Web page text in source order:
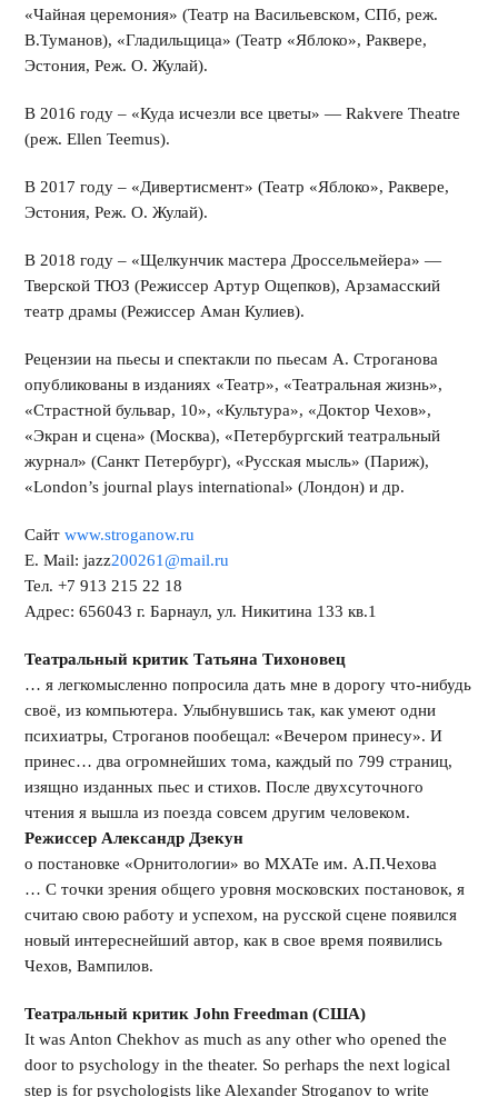
«Чайная церемония» (Театр на Васильевском, СПб, реж.
В.Туманов), «Гладильщица» (Театр «Яблоко», Раквере,
Эстония, Реж. О. Жулай).
В 2016 году – «Куда исчезли все цветы» — Rakvere Theatre
(реж. Ellen Teemus).
В 2017 году – «Дивертисмент» (Театр «Яблоко», Раквере,
Эстония, Реж. О. Жулай).
В 2018 году – «Щелкунчик мастера Дроссельмейера» —
Тверской ТЮЗ (Режиссер Артур Ощепков), Арзамасский
театр драмы (Режиссер Аман Кулиев).
Рецензии на пьесы и спектакли по пьесам А. Строганова
опубликованы в изданиях «Театр», «Театральная жизнь»,
«Страстной бульвар, 10», «Культура», «Доктор Чехов»,
«Экран и сцена» (Москва), «Петербургский театральный
журнал» (Санкт Петербург), «Русская мысль» (Париж),
«London’s journal plays international» (Лондон) и др.
Сайтwww.stroganow.ru
Е. Mail: jazz200261@mail.ru
Тел. +7 913 215 22 18
Адрес: 656043 г. Барнаул, ул. Никитина 133 кв.1
Театральный критик Татьяна Тихоновец
… я легкомысленно попросила дать мне в дорогу что-нибудь
своё, из компьютера. Улыбнувшись так, как умеют одни
психиатры, Строганов пообещал: «Вечером принесу». И
принес… два огромнейших тома, каждый по 799 страниц,
изящно изданных пьес и стихов. После двухсуточного
чтения я вышла из поезда совсем другим человеком.
Режиссер Александр Дзекун
о постановке «Орнитологии» во МХАТе им. А.П.Чехова
… С точки зрения общего уровня московских постановок, я
считаю свою работу и успехом, на русской сцене появился
новый интереснейший автор, как в свое время появились
Чехов, Вампилов.
Театральный критикJohn Freedman (США)
It was Anton Chekhov as much as any other who opened the
door to psychology in the theater. So perhaps the next logical
step is for psychologists like Alexander Stroganov to write